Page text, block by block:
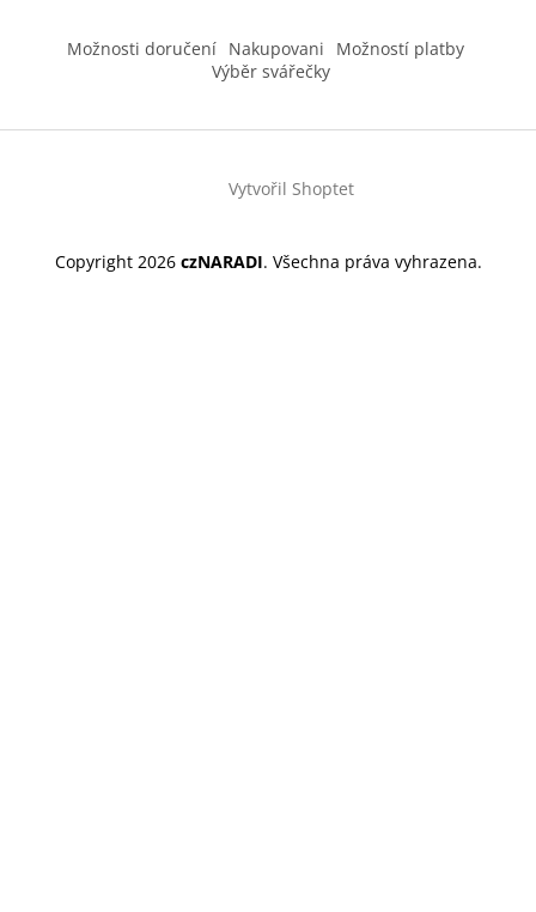
Možnosti doručení Nakupovani
Možností platby
Výběr svářečky
Vytvořil Shoptet
Copyright 2026 czNARADI. Všechna práva vyhrazena.